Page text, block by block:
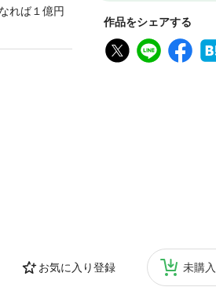
作品をシェアする
お気に入り登録 未購
れば１億円